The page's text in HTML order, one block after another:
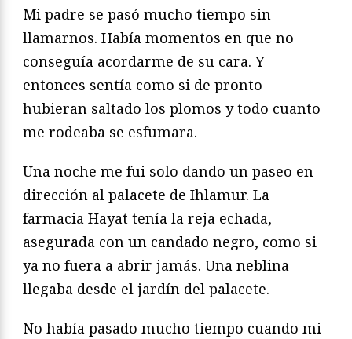
Mi padre se pasó mucho tiempo sin
llamarnos. Había momentos en que no
conseguía acordarme de su cara. Y
entonces sentía como si de pronto
hubieran saltado los plomos y todo cuanto
me rodeaba se esfumara.
Una noche me fui solo dando un paseo en
dirección al palacete de Ihlamur. La
farmacia Hayat tenía la reja echada,
asegurada con un candado negro, como si
ya no fuera a abrir jamás. Una neblina
llegaba desde el jardín del palacete.
No había pasado mucho tiempo cuando mi